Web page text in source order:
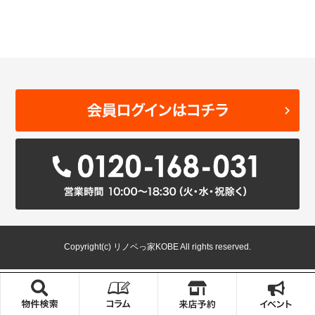
Copyright(c) リノベっ家KOBE All rights reserved.